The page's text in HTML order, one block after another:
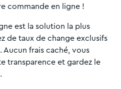
commande en ligne !
est la solution la plus
de taux de change exclusifs
Aucun frais caché, vous
transparence et gardez le